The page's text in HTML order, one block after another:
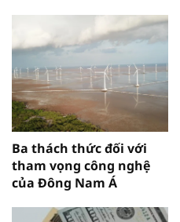
Ba thách thức đối với
tham vọng công nghệ
của Đông Nam Á